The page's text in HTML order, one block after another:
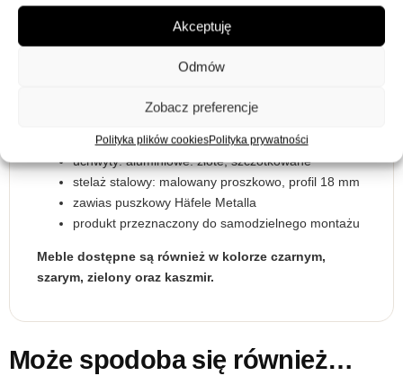
Akceptuję
Odmów
Zobacz preferencje
Polityka plików cookiesPolityka prywatności
uchwyty:złote
Wykonanie:
fronty: MDF 18 mm, ryflowane
obrzeże zabezpieczone ABS daje gwarancję
podwyższonej odporności
uchwyty: aluminiowe. złote, szczotkowane
stelaż stalowy: malowany proszkowo, profil 18 mm
zawias puszkowy Häfele Metalla
produkt przeznaczony do samodzielnego montażu
Meble dostępne są również w kolorze czarnym,
szarym, zielony oraz kaszmir.
Może spodoba się również…